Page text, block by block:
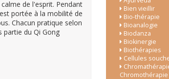
de l'esprit. Pendant
portée à la mobilité de
Chacun pratique selon
partie du Qi Gong
Bien vieillir
Bio-thérapie
Bioanalogie
Biodanza
Biokinergie
Biothérapies
Cellules
Chromothérapie